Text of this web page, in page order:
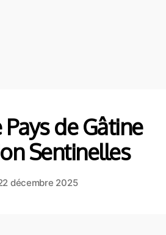
de Gâtine
Sentinelles
décembre 2025